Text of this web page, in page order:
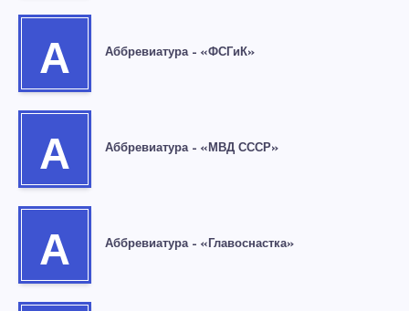
А Аббревиатура – «ФСГиК»
А Аббревиатура – «МВД СССР»
А Аббревиатура – «Главоснастка»